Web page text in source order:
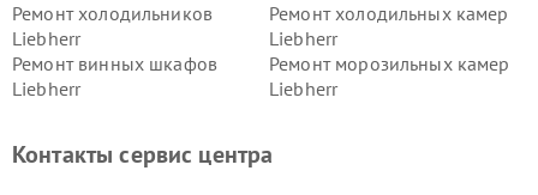
Ремонт холодильников
Liebherr
Ремонт холодильных камер
Liebherr
Ремонт винных шкафов
Liebherr
Ремонт морозильных камер
Liebherr
Контакты сервис центра